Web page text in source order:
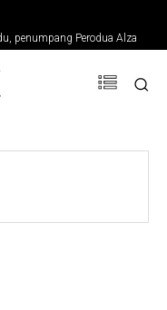
penumpang Perodua Alza